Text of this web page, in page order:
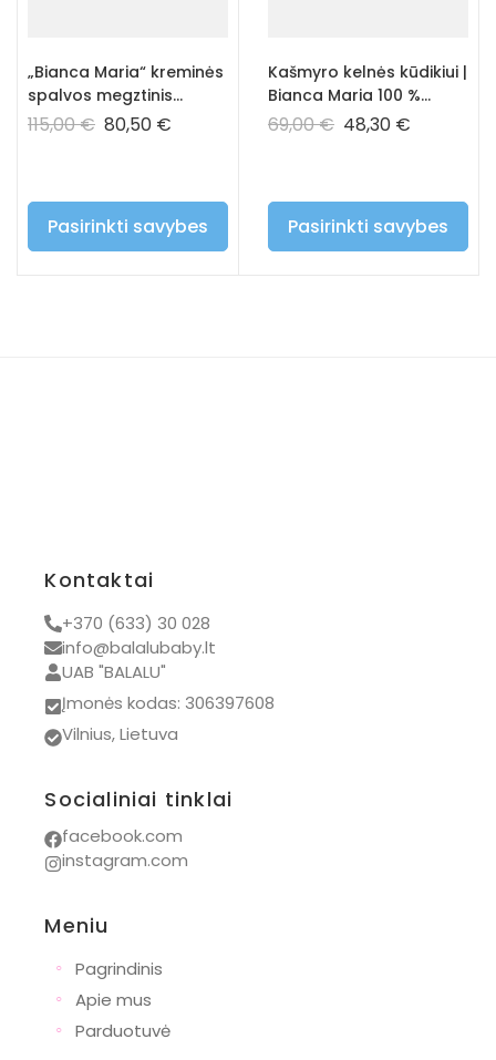
„Bianca Maria“ kreminės
spalvos megztinis
kūdikiui ir vaikui – 100%
115,00€ 80,50 €
Pasirinkti savybes
Kašmyro kelnės kūdikiui |
Bianca Maria 100 %
hipoalerginės vaikiškos
69,00€ 48,30 €
Pasirinkti savybes
Kontaktai
+370 (633) 30 028
info@balalubaby.lt
UAB "BALALU"
Įmonės kodas: 306397608
Vilnius, Lietuva
Socialiniai tinklai
facebook.com
instagram.com
Meniu
◦
Pagrindinis
◦ Apie mus
◦ Parduotuvė